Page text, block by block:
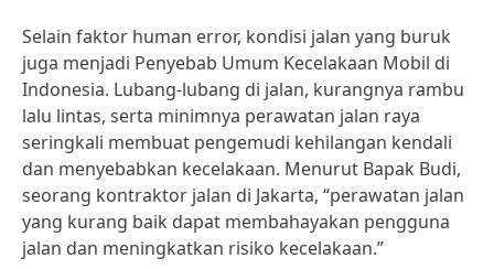
Selain faktor human error, kondisi jalan yang buruk
juga menjadi Penyebab Umum Kecelakaan Mobil di
Indonesia. Lubang-lubang di jalan, kurangnya rambu
lalu lintas, serta minimnya perawatan jalan raya
seringkali membuat pengemudi kehilangan kendali
dan menyebabkan kecelakaan. Menurut Bapak Budi,
seorang kontraktor jalan di Jakarta, “perawatan jalan
yang kurang baik dapat membahayakan pengguna
jalan dan meningkatkan risiko kecelakaan.”